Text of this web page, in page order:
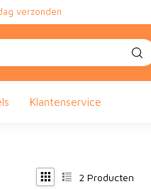
verzonden
Klantenservice
2 Producten